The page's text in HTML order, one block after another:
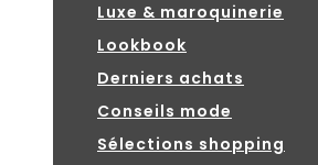
Luxe & maroquinerie
Lookbook
Derniers achats
Conseils mode
Sélections shopping